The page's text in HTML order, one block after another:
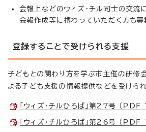
会報上などのウィズ・チル同士の交流
会報作成等に携わっていただく方も募
登録することで受けられる支援
子どもとの関わり方を学ぶ市主催の研修
よる子ども支援の情報提供などを受けられ
「ウィズ・チルひろば」第27号 （
「ウィズ・チルひろば」第26号 （